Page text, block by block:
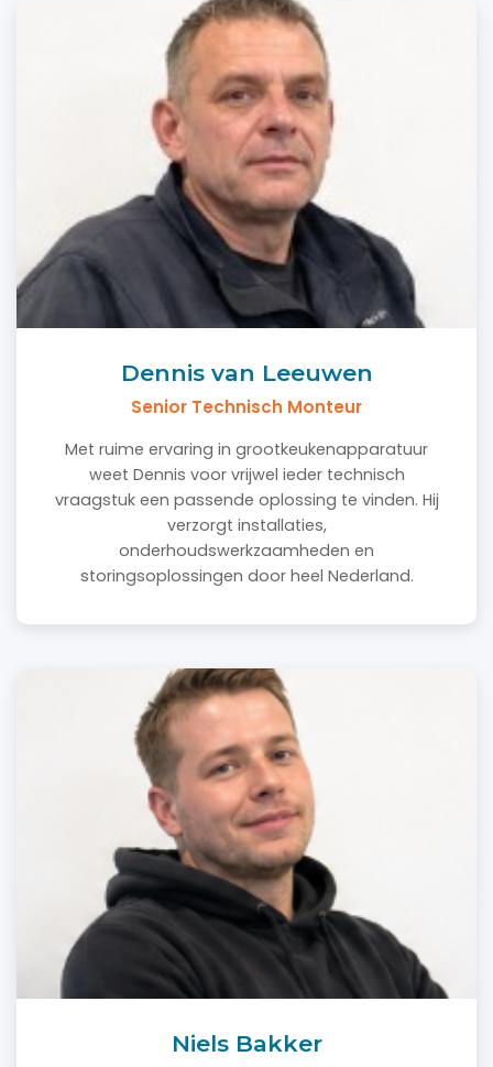
Dennis van Leeuwen
Senior Technisch Monteur
Met ruime ervaring in grootkeukenapparatuur
weet Dennis voor vrijwel ieder technisch
vraagstuk een passende oplossing te vinden. Hij
verzorgt installaties,
onderhoudswerkzaamheden en
storingsoplossingen door heel Nederland.
Niels Bakker